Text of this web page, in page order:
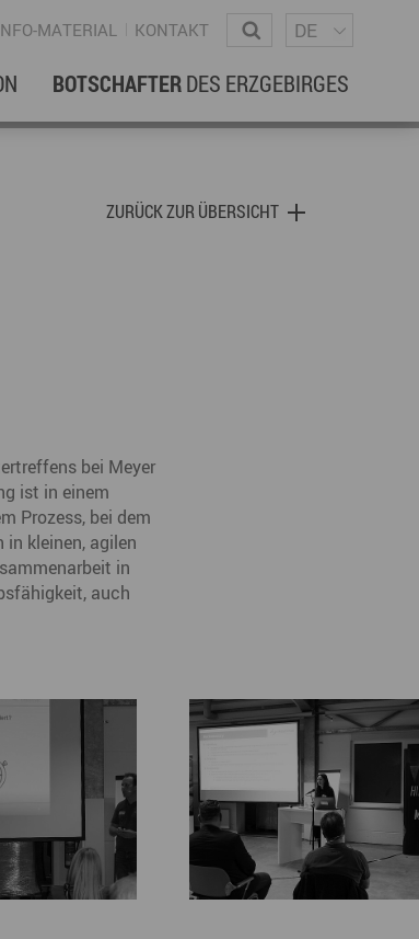
MATERIAL KONTAKT Wonach suchen Sie?
DE
2026
Wellness
BOTSCHAFTERDES ERZGEBIRGES
ZURÜCK ZUR ÜBERSICHT
bei Meyer
ist in einem
Prozess, bei dem
kleinen, agilen
in
auch